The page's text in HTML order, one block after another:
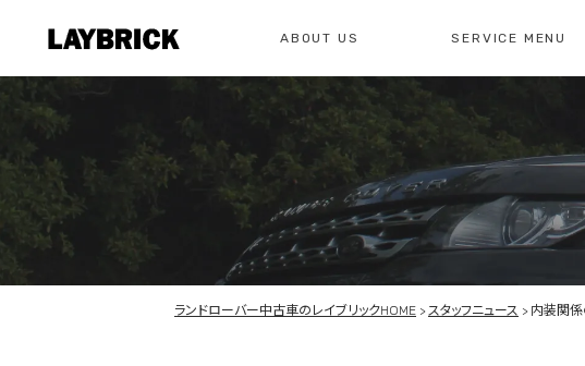
ABOUT US
私たちについて レイブリックについ
SERVICE MENU
サービスメニュー 修理・整備・故障診
お問い合わせ
10:00-
総合お問い合わせ
お問い合わせ
ランドローバー中古車のレイブリックHOME スタッフニュース 内装関係